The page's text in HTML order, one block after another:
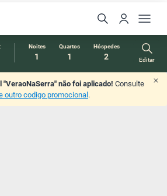
Noites
1
Quartos
1
Hóspedes
2 Editar
"VeraoNaSerra" não foi aplicado! Consulte
outro codigo promocional .